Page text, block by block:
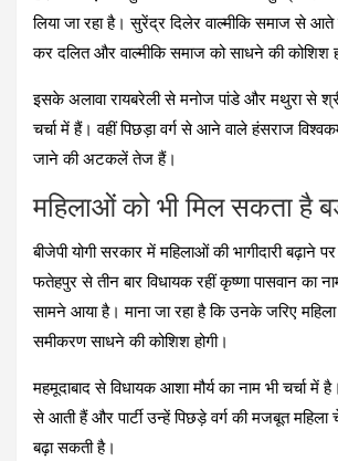
लिया जा रहा है। सुरेंद्र दिलेर वाल्मीकि समाज से
कर दलित और वाल्मीकि समाज को साधने की कोशिश
इसके अलावा रायबरेली से मनोज पांडे और मथुरा से
चर्चा में हैं। वहीं पिछड़ा वर्ग से आने वाले हंसराज
जाने की अटकलें तेज हैं।
महिलाओं को भी मिल सकता है
बीजेपी योगी सरकार में महिलाओं की भागीदारी बढ़ाने
फतेहपुर से तीन बार विधायक रहीं कृष्णा पासवान का
सामने आया है। माना जा रहा है कि उनके जरिए
समीकरण साधने की कोशिश होगी।
महमूदाबाद से विधायक आशा मौर्य का नाम भी चर्चा में
से आती हैं और पार्टी उन्हें पिछड़े वर्ग की मजबूत
बढ़ा सकती है।